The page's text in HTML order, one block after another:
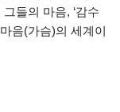
들의 마음, ‘감수
음(가슴)의 세계이